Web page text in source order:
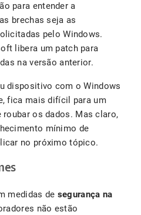
para entender a
brechas seja as
pelo Windows.
libera um patch para
na versão anterior.
dispositivo com o Windows
fica mais difícil para um
os dados. Mas claro,
mínimo de
no próximo tópico.
medidas de segurança na
não estão